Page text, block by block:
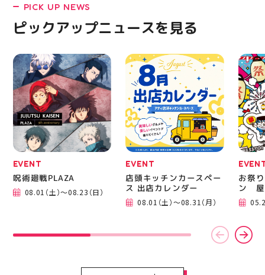
をカジュアルに走りたい
方や仕事履き、夏のお出
なっています 人気ラン
ニングシューズの最新作
になります！ ・ 気にな
る方は是非、店頭に足を
運んでください！ スポ
ーツナビゲーター一同、
店頭でお待ちしておりま
す(⁠◍⁠•⁠ᴗ⁠•⁠◍⁠)⁠ ・ #ゼビオ
#アティ郡山 #福島美少
女図鑑 #照山楓香
#ASICS
から
━━━━
郡山
BBQ
祭り
手ぶ
み #
ィナ
#夏の
PICK UP NEWS
ピックアップニュースを見る
EVENT
呪術廻戦PLAZA
08.01（土）～08.23（日）
EVENT
店頭キッチンカースペー
ス 出店カレンダー
08.01（土）～08.31（月）
お祭
ン 屋